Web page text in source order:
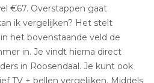
€67. Overstappen gaat
ik vergelijken? Het stelt
het bovenstaande veld de
in. Je vindt hierna direct
in Roosendaal. Je kunt ook
TV + bellen vergelijken. Middels